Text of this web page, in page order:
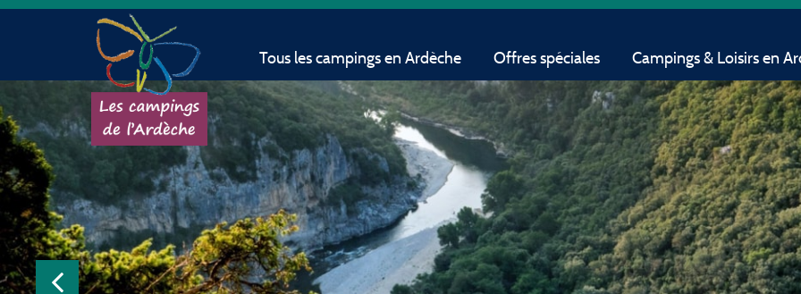
Tous les campings en Ardèche Offres spéciales Campings & Loisirs en